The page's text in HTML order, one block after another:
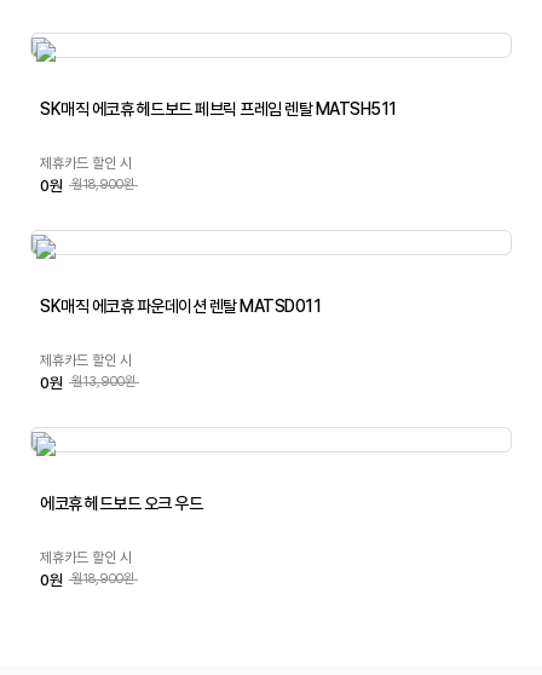
SK매직 에코휴 헤드보드 페브릭 프레임 렌탈 MATSH511
제휴카드 할인 시
0원 월18,900원
SK매직 에코휴 파운데이션 렌탈 MATSD011
제휴카드 할인 시
0원 월13,900원
에코휴 헤드보드 오크 우드
제휴카드 할인 시
0원 월18,900원